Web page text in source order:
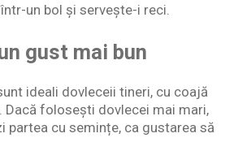
un bol și servește-i reci.
gust mai bun
ideali dovleceii tineri, cu coajă
folosești dovlecei mai mari,
partea cu semințe, ca gustarea să